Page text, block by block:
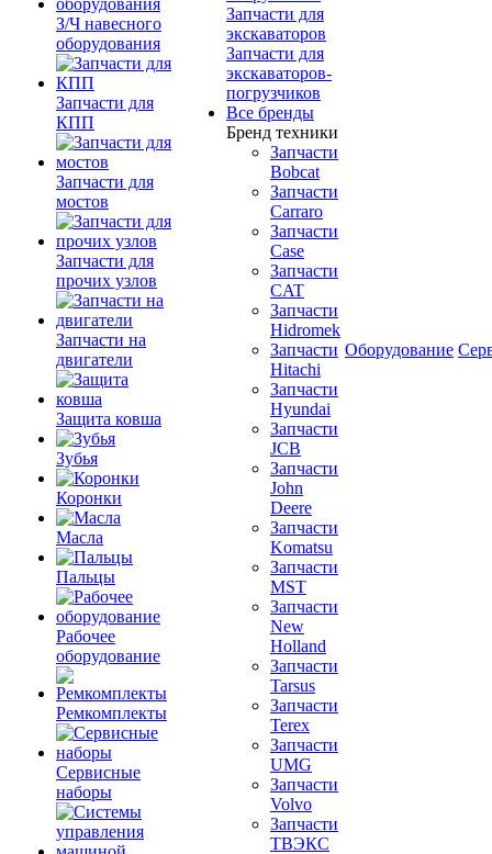
З/Ч навесного
оборудования
Запчасти для
КПП
Запчасти для
мостов
Запчасти для
прочих узлов
Запчасти на
двигатели
Защита ковша
Зубья
Коронки
Масла
Пальцы
Рабочее
оборудование
Ремкомплекты
Сервисные
наборы
Запчасти для
экскаваторов
Запчасти для
экскаваторов-
погрузчиков
Все бренды
Бренд техники
Запчасти
Bobcat
Запчасти
Carraro
Запчасти
Case
Запчасти
CAT
Запчасти
Hidromek
Запчасти
Hitachi
Запчасти
Hyundai
Запчасти
JCB
Запчасти
John
Deere
Запчасти
Komatsu
Запчасти
MST
Запчасти
New
Holland
Запчасти
Tarsus
Запчасти
Terex
Запчасти
UMG
Запчасти
Volvo
Запчасти
ТВЭКС
Оборудование